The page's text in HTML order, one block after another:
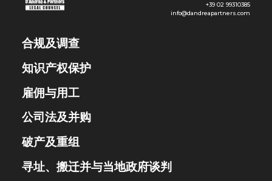
+39 02 99310385
info@dandreapartners.com
合规及调查
知识产权保护
雇佣与用工
公司法及并购
破产及重组
寻址、搬迁并与当地政府谈判